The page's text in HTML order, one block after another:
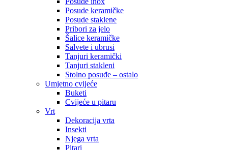
Posude keramičke
Posude staklene
Pribori za jelo
Šalice keramičke
Salvete i ubrusi
Tanjuri keramički
Tanjuri stakleni
Stolno posuđe – ostalo
Umjetno cvijeće
Buketi
Cvijeće u pitaru
Vrt
Dekoracija vrta
Insekti
Njega vrta
Pitari